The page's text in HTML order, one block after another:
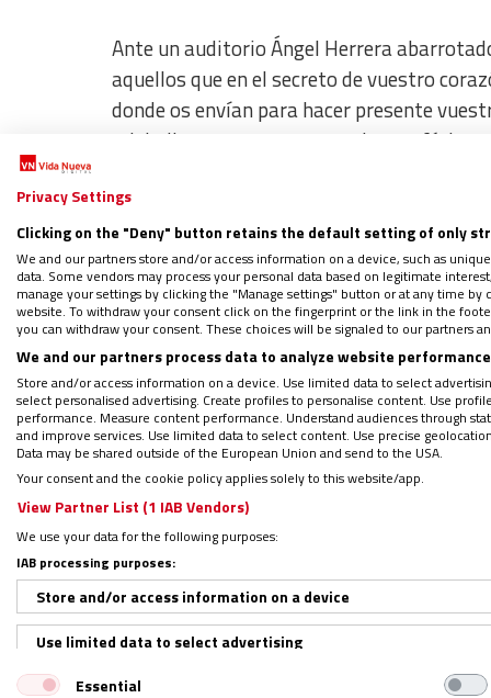
Ante un auditorio Ángel Herrera
aquellos que en el secreto de vuestro
donde os envían para hacer presente
reivindicar, con una perspectiva
“A veces me preguntoqué pasaría en
consagrada…Cuando recorro la diócesis,
significatividad tiene el amor de Dios”,
“con una religiosa que conocí en
pobres”. Desde esta mirada invitó a los
escándalo del amor”.
A partir de ahí, desarrolló un programa de
“entregar alegría y entrar en la alegría de
para testimoniar
“una misericordia
misericordia hasta lo más profundo del
Para ello, propuso no aplicarlo desde
Privacy Settings
Clicking on the "Deny" button retains the default setting of only
We and our partners store and/or access information on a device, such as
data. Some vendors may process your personal data based on legitimate
manage your settings by clicking the "Manage settings" button or at any time
website. To withdraw your consent click on the fingerprint or the link in the
you can withdraw your consent. These choices will be signaled to our partners
We and our partners process data to analyze website
Store and/or access information on a device. Use limited data to select
select personalised advertising. Create profiles to personalise content. Use
performance. Measure content performance. Understand audiences through
and improve services. Use limited data to select content. Use precise
Data may be shared outside of the European Union and send to the USA.
Your consent and the cookie policy applies solely to this website/app.
View Partner List (1 IAB Vendors)
We use your data for the following purposes:
IAB processing purposes:
Store and/or access information on a device
Use limited data to select advertising
Create profiles for personalised advertising
Essential